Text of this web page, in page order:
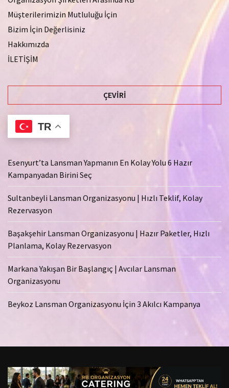
Müşterilerimizin Mutluluğu İçin
Bizim İçin Değerlisiniz
Hakkımızda
İLETİŞİM
ÇEVIRI
TR
Esenyurt’ta Lansman Yapmanın En Kolay Yolu 6 Hazır
Kampanyadan Birini Seç
Sultanbeyli Lansman Organizasyonu | Hızlı Teklif, Kolay
Rezervasyon
Başakşehir Lansman Organizasyonu | Hazır Paketler, Hızlı
Planlama, Kolay Rezervasyon
Markana Yakışan Bir Başlangıç | Avcılar Lansman
Organizasyonu
Beykoz Lansman Organizasyonu İçin 3 Akılcı Kampanya